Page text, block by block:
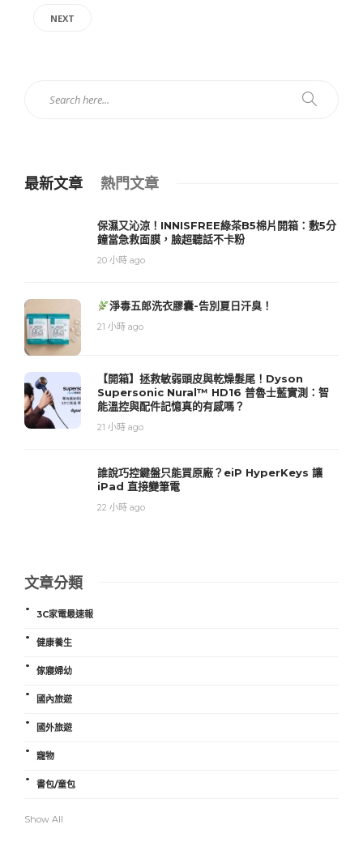
NEXT
最新文章 熱門文章
保濕又沁涼！INNISFREE綠茶B5棉片開箱：敷5分
鐘當急救面膜，臉超聽話不卡粉
20 小時 ago
淨毒五郎洗衣膠囊-告別夏日汗臭！
21 小時 ago
【開箱】拯救敏弱頭皮與乾燥髮尾！Dyson
Supersonic Nural™ HD16 普魯士藍實測：智
能溫控與配件記憶真的有感嗎？
21 小時 ago
誰說巧控鍵盤只能買原廠？eiP HyperKeys 讓
iPad 直接變筆電
22 小時 ago
文章分類
3C家電最速報
健康養生
傢寢婦幼
國內旅遊
國外旅遊
寵物
書包/童包
Show All